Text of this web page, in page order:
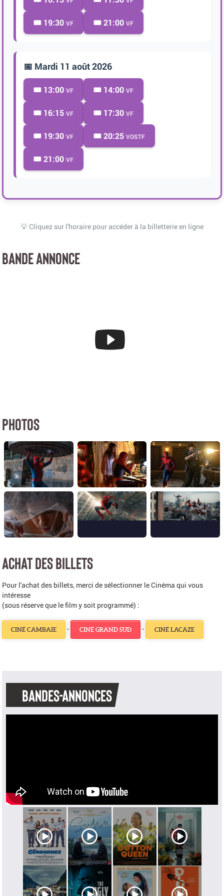
🎟️ 19:30 VF 🎟️ 21:00 VF
📅 Mardi 11 août 2026
🎟️ 13:00 VF 🎟️ 14:00 VF
🎟️ 16:15 VF 🎟️ 17:30 VF
🎟️ 19:30 VF 🎟️ 20:25 VOSTF
🎟️ 21:00 VF
💡 Cliquez sur l'horaire pour accéder à la billetterie en ligne
BANDE ANNONCE
PHOTOS
ACHAT DES BILLETS
Pour l'achat des billets, merci de sélectionner le Cinéma qui vous
intéresse
(sous réserve que le film y soit programmé) :
CINÉ CAMBAIE - CINÉ GRAND SUD - CINÉ LACAZE
BANDES-ANNONCES